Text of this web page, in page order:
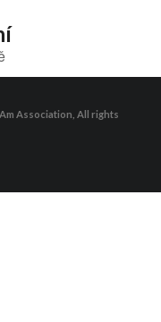
Association, All rights